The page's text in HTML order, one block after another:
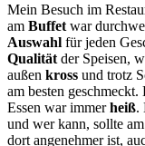
Mein Besuch im
am Buffet war
Auswahl für jeden
Qualität der Speisen,
außen kross und trotz
am besten
Essen war immerheiß.
und wer kann, sollte
dort angenehmer ist,